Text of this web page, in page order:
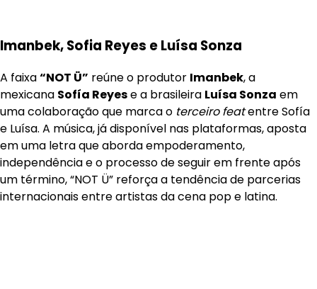
Imanbek, Sofia Reyes e Luísa Sonza
A faixa“NOT Ü” reúne o produtor Imanbek, a
mexicana Sofía Reyese a brasileira Luísa Sonza em
uma colaboração que marca o terceiro featentre Sofía
e Luísa. A música, já disponível nas plataformas, aposta
em uma letra que aborda empoderamento,
independência e o processo de seguir em frente após
um término, “NOT Ü” reforça a tendência de parcerias
internacionais entre artistas da cena pop e latina.